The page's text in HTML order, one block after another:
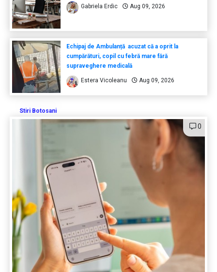
Gabriela Erdic Aug 09, 2026
Echipaj de Ambulanță acuzat că a oprit la
cumpărături, copil cu febră mare fără
supraveghere medicală
Estera Vicoleanu Aug 09, 2026
Stiri Botosani
0